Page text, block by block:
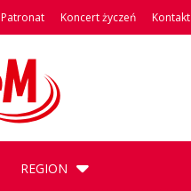
Patronat Koncert życzeń Kontakt
REGION